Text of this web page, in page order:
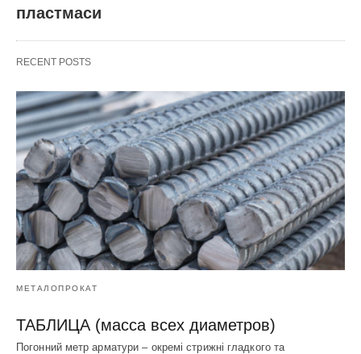
пластмаси
RECENT POSTS
МЕТАЛОПРОКАТ
ТАБЛИЦА (масса всех диаметров)
Погонний метр арматури – окремі стрижні гладкого та